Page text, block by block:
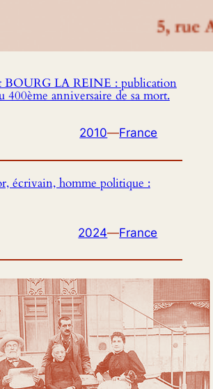
LA REINE : publication
400ème anniversaire de sa mort.
2010—France
écrivain, homme politique :
2024—France